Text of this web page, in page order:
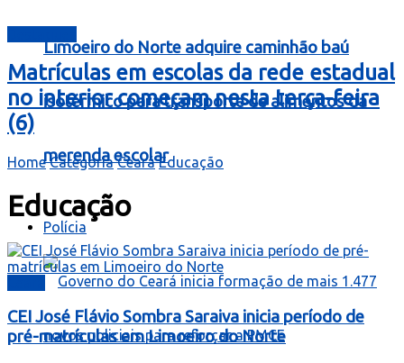
Limoeiro do Norte adquire caminhão baú
isotérmico para transporte de alimentos da
merenda escolar
Polícia
Matrículas em escolas da rede estadual
no interior começam nesta terça-feira
(6)
Home Categoria Ceará Educação
Educação
CEI José Flávio Sombra Saraiva inicia período de
pré-matrículas em Limoeiro do Norte